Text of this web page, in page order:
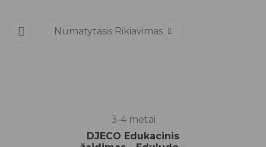
Numatytasis Rikiavimas
3-4 metai
DJECO Edukacinis